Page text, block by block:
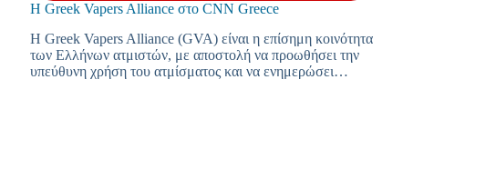
Η Greek Vapers Alliance στο CNN Greece
Η Greek Vapers Alliance (GVA) είναι η επίσημη κοινότητα
των Ελλήνων ατμιστών, με αποστολή να προωθήσει την
υπεύθυνη χρήση του ατμίσματος και να ενημερώσει…